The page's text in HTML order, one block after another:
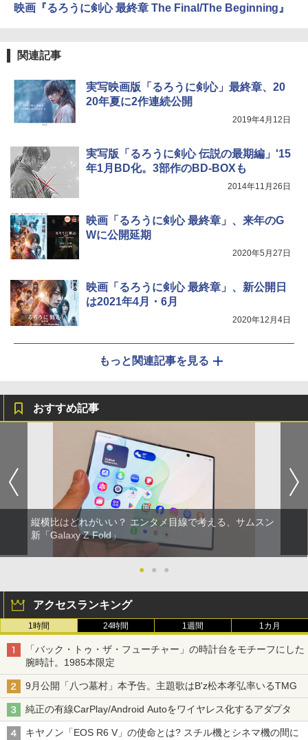
映画『るろうに剣心 最終章 The Final/The Beginning』
関連記事
実写映画版「るろうに剣心」最終章、20
20年夏に2作連続公開
2019年4月12日
実写版「るろうに剣心 伝説の最期編」'15
年1月BD化。3部作のBD-BOXも
2014年11月26日
映画「るろうに剣心 最終章」、来年のG
Wに公開延期
2020年5月27日
映画「るろうに剣心 最終章」、新公開日
は2021年4月・6月
2020年12月4日
もっと関連記事を見る
おすすめ記事
縦横比はどれがいい？ エンタメ目線で考える、サムスン
新「Galaxy Z Fold」
● ● ●
アクセスランキング
1時間 24時間 1週間 1カ月
「バック・トゥ・ザ・フューチャー」の時計台をモチーフにした
腕時計。1985本限定
9月公開「八つ墓村」本予告。主題歌はB'z松本孝弘率いるTMG
純正の有線CarPlay/Android Autoをワイヤレス化するアダプタ
キヤノン「EOS R6 V」の使命とは? スチル機とシネマ機の間に